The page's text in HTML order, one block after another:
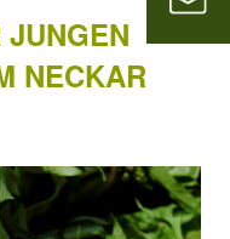
NECKAR